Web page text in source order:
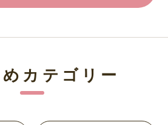
カテゴリー